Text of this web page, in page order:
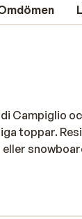
Campiglio
toppar.
och